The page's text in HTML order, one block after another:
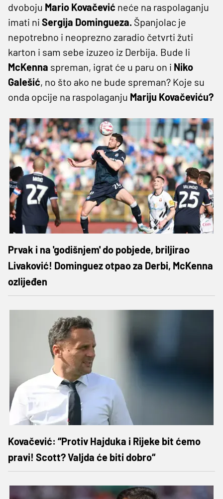
dvoboju Mario Kovačević neće na raspolaganju
imati ni Sergija Domingueza. Španjolac je
nepotrebno i neoprezno zaradio četvrti žuti
karton i sam sebe izuzeo iz Derbija. Bude li
McKenna spreman, igrat će u paru on i Niko
Galešić, no što ako ne bude spreman? Koje su
onda opcije na raspolaganju Mariju Kovačeviću?
Prvak i na 'godišnjem' do pobjede, briljirao
Livaković! Dominguez otpao za Derbi, McKenna
ozlijeđen
Kovačević: “Protiv Hajduka i Rijeke bit ćemo
pravi! Scott? Valjda će biti dobro“